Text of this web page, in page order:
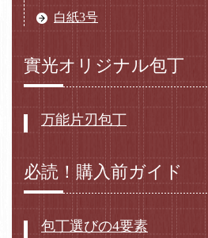
白紙3号
實光オリジナル包丁
万能片刃包丁
必読！購入前ガイド
包丁選びの4要素